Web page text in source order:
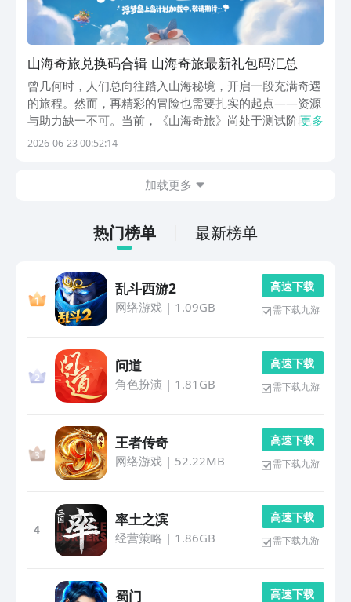
山海奇旅兑换码合辑 山海奇旅最新礼包码汇总
曾几何时，人们总向往踏入山海秘境，开启一段充满奇遇
的旅程。然而，再精彩的冒险也需要扎实的起点——资源
与助力缺一不可。当前，《山海奇旅》尚处于测试阶段，
官方尚未开放公测，因此并不存在所谓“山海奇旅兑换码
更多
2026-06-23 00:52:14
加载更多
热门榜单 最新榜单
乱斗西游2
网络游戏| 1.09GB
高 速 下 载
需下载九游
问道
角色扮演 | 1.81GB
高 速 下 载
需下载九游
王者传奇
网络游戏| 52.22MB
高 速 下 载
需下载九游
4
率土之滨
经营策略 | 1.86GB
高 速 下 载
需下载九游
蜀门 高 速 下 载